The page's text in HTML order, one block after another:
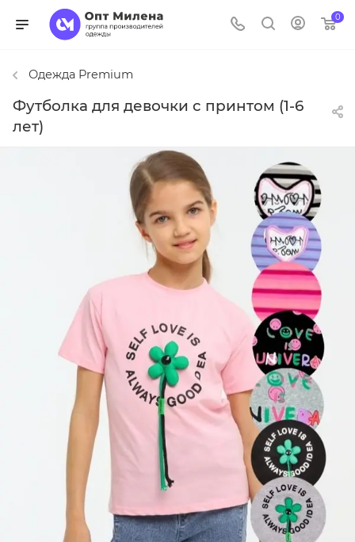
0
Одежда Premium
Футболка для девочки с принтом (1-6
лет)